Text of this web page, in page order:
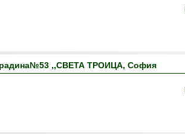
,,СВЕТА ТРОИЦА, София